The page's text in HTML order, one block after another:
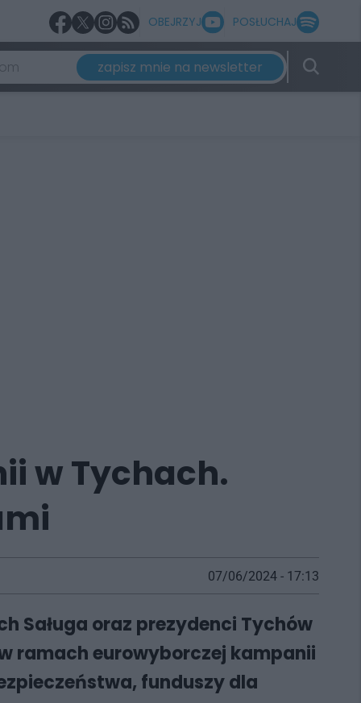
OBEJRZYJ POSŁUCHAJ
zapisz mnie na newsletter
w Tychach.
07/06/2024 - 17:13
Saługa oraz prezydenci Tychów
ramach eurowyborczej kampanii
funduszy dla